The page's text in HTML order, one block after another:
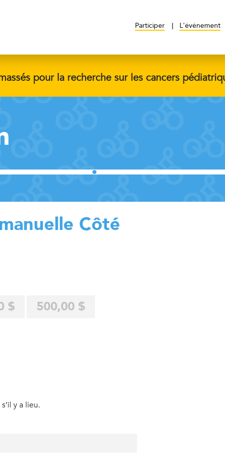
Participer L'événement
pour la recherche sur les cancers
Côté
$ 500,00 $
y a lieu.